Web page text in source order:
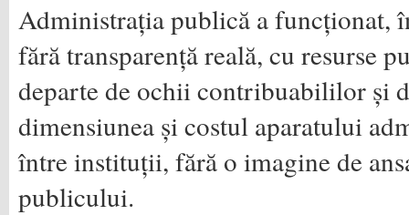
Administrația publică a funcționat,
fără transparență reală, cu resurse
departe de ochii contribuabililor și
dimensiunea și costul aparatului
între instituții, fără o imagine de
publicului.